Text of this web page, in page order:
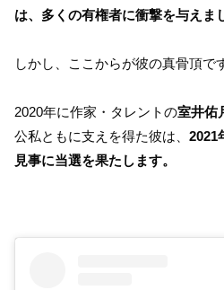
は、多くの有権者に衝撃を与えま
しかし、ここからが彼の真骨頂で
2020年に作家・タレントの室井佑
公私ともに支えを得た彼は、 2021
見事に当選を果たします。